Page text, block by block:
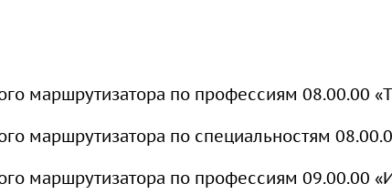
образовательной
(аспирантура)
Программы аспирантуры
Прикрепление лиц для
маршрутизатора по профессиям 08.00.00
маршрутизатора по специальностям
маршрутизатора по профессиям 09.00.00